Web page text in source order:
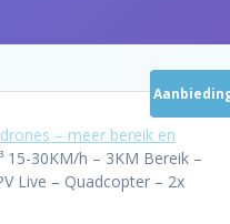
– meer bereik en
15-30KM/h – 3KM Bereik –
Live – Quadcopter – 2x